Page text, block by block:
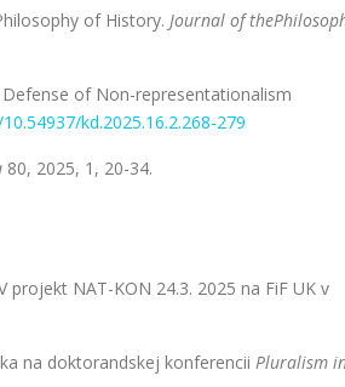
of History. Journal of
of Non-representationalism
kd.2025.16.2.268-279
80, 2025, 1, 20-34.
projekt NAT-KON 24.3. 2025 na FiF UK v
na doktorandskej konferencii Pluralism